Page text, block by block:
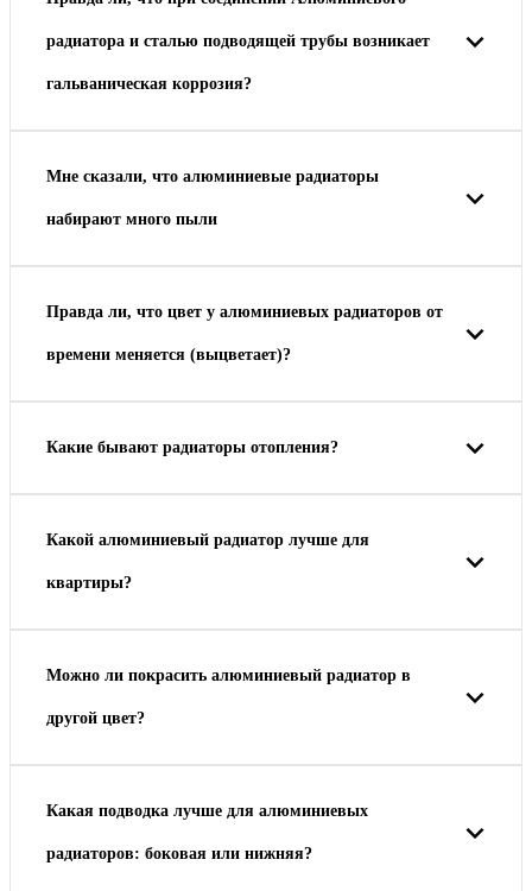
радиатора и сталью подводящей трубы возникает
гальваническая коррозия?
Мне сказали, что алюминиевые радиаторы
набирают много пыли
Правда ли, что цвет у алюминиевых радиаторов от
времени меняется (выцветает)?
Какие бывают радиаторы отопления?
Какой алюминиевый радиатор лучше для
квартиры?
Можно ли покрасить алюминиевый радиатор в
другой цвет?
Какая подводка лучше для алюминиевых
радиаторов: боковая или нижняя?